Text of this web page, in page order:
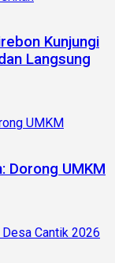
Kunjungi
Langsung
Dorong UMKM